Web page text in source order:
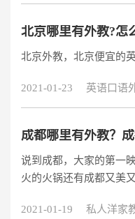
以和外国友人交流的语
有用。
北京外教，北京便宜的
2021-01-23 英语口语
成都哪里有外教？
说到成都，大家的第一
火的火锅还有成都又美
的人，如果想要学习英
2021-01-19 私人洋家